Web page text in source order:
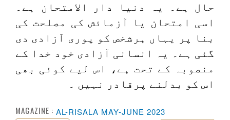
حال ہے۔ یہ دنیا دار الامتحان ہے۔
اسی امتحان یا آزمائش کی مصلحت کی
بنا پر یہاں ہرشخص کو پوری آزادی دی
گئی ہے۔ یہ انسانی آزادی خود خدا کے
منصوبہ کے تحت ہے، اس لیے کوئی بھی
اس کو بدلنے پرقادر نہیں ۔
MAGAZINE : AL-RISALA MAY-JUNE 2023